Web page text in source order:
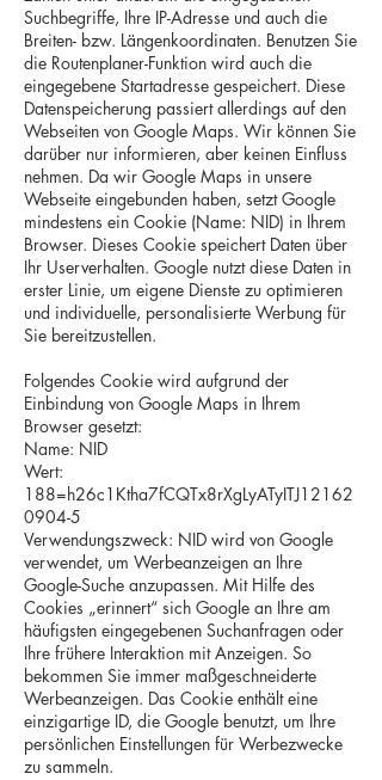
Suchbegriffe, Ihre IP-Adresse und auch die
Breiten- bzw. Längenkoordinaten. Benutzen Sie
die Routenplaner-Funktion wird auch die
eingegebene Startadresse gespeichert. Diese
Datenspeicherung passiert allerdings auf den
Webseiten von Google Maps. Wir können Sie
darüber nur informieren, aber keinen Einfluss
nehmen. Da wir Google Maps in unsere
Webseite eingebunden haben, setzt Google
mindestens ein Cookie (Name: NID) in Ihrem
Browser. Dieses Cookie speichert Daten über
Ihr Userverhalten. Google nutzt diese Daten in
erster Linie, um eigene Dienste zu optimieren
und individuelle, personalisierte Werbung für
Sie bereitzustellen.
Folgendes Cookie wird aufgrund der
Einbindung von Google Maps in Ihrem
Browser gesetzt:
Name: NID
Wert:
188=h26c1Ktha7fCQTx8rXgLyATyITJ12162
0904-5
Verwendungszweck: NID wird von Google
verwendet, um Werbeanzeigen an Ihre
Google-Suche anzupassen. Mit Hilfe des
Cookies „erinnert“ sich Google an Ihre am
häufigsten eingegebenen Suchanfragen oder
Ihre frühere Interaktion mit Anzeigen. So
bekommen Sie immer maßgeschneiderte
Werbeanzeigen. Das Cookie enthält eine
einzigartige ID, die Google benutzt, um Ihre
persönlichen Einstellungen für Werbezwecke
zu sammeln.